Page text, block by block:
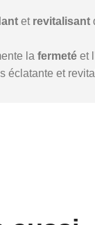
et revitalisant
la fermeté et
éclatante et